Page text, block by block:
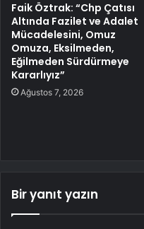
Faik Öztrak: “Chp Çatısı
Altında Fazilet ve Adalet
Mücadelesini, Omuz
Omuza, Eksilmeden,
Eğilmeden Sürdürmeye
Kararlıyız”
Ağustos 7, 2026
Bir yanıt yazın